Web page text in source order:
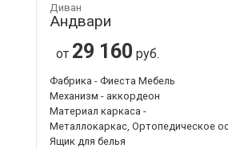
Диван
Андвари
от 29 160 руб.
Фабрика - Фиеста Мебель
Механизм - аккордеон
Материал каркаса -
Металлокаркас, Ортопедическое
Ящик для белья